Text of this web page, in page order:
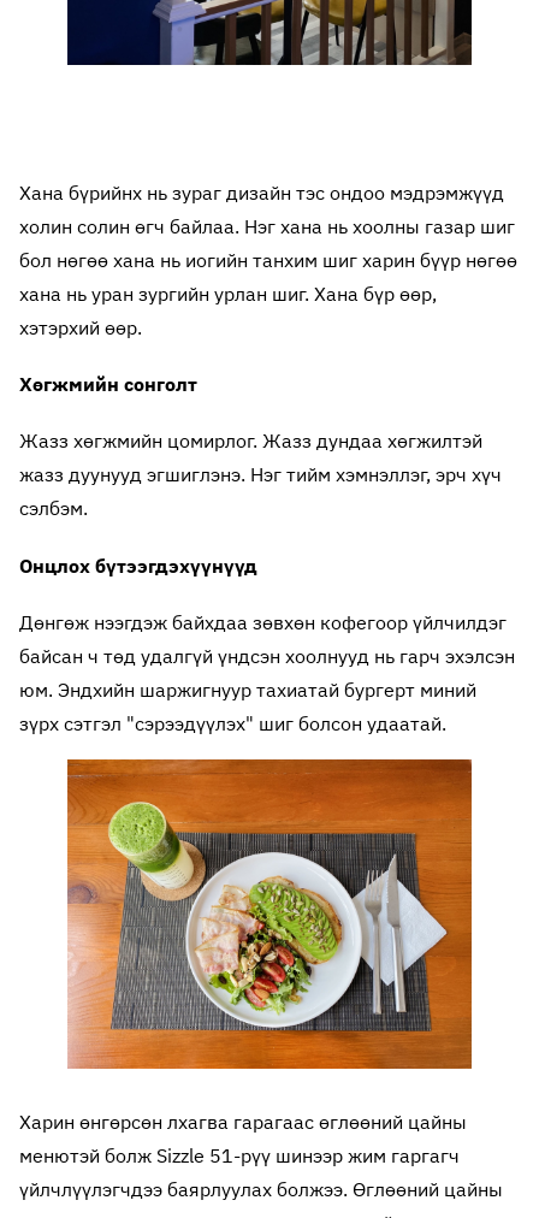
Хана бүрийнх нь зураг дизайн тэс ондоо мэдрэмжүүд
холин солин өгч байлаа. Нэг хана нь хоолны газар шиг
бол нөгөө хана нь иогийн танхим шиг харин бүүр нөгөө
хана нь уран зургийн урлан шиг. Хана бүр өөр,
хэтэрхий өөр.
Хөгжмийн сонголт
Жазз хөгжмийн цомирлог. Жазз дундаа хөгжилтэй
жазз дуунууд эгшиглэнэ. Нэг тийм хэмнэллэг, эрч хүч
сэлбэм.
Онцлох бүтээгдэхүүнүүд
Дөнгөж нээгдэж байхдаа зөвхөн кофегоор үйлчилдэг
байсан ч төд удалгүй үндсэн хоолнууд нь гарч эхэлсэн
юм. Эндхийн шаржигнуур тахиатай бургерт миний
зүрх сэтгэл "сэрээдүүлэх" шиг болсон удаатай.
Харин өнгөрсөн лхагва гарагаас өглөөний цайны
менютэй болж Sizzle 51-рүү шинээр жим гаргагч
үйлчлүүлэгчдээ баярлуулах болжээ. Өглөөний цайны